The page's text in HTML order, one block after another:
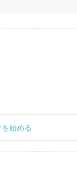
始める